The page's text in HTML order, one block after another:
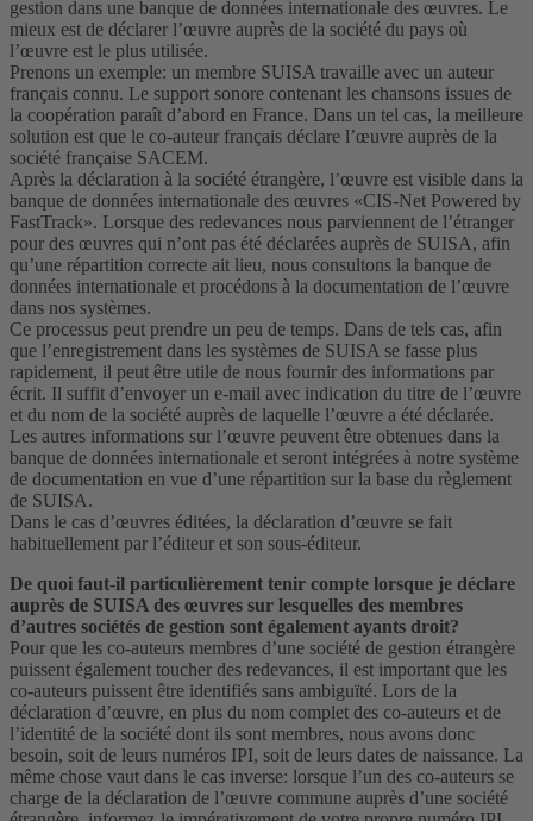
gestion dans une banque de données internationale des œuvres. Le
mieux est de déclarer l’œuvre auprès de la société du pays où
l’œuvre est le plus utilisée.
Prenons un exemple: un membre SUISA travaille avec un auteur
français connu. Le support sonore contenant les chansons issues de
la coopération paraît d’abord en France. Dans un tel cas, la meilleure
solution est que le co-auteur français déclare l’œuvre auprès de la
société française SACEM.
Après la déclaration à la société étrangère, l’œuvre est visible dans la
banque de données internationale des œuvres «CIS-Net Powered by
FastTrack». Lorsque des redevances nous parviennent de l’étranger
pour des œuvres qui n’ont pas été déclarées auprès de SUISA, afin
qu’une répartition correcte ait lieu, nous consultons la banque de
données internationale et procédons à la documentation de l’œuvre
dans nos systèmes.
Ce processus peut prendre un peu de temps. Dans de tels cas, afin
que l’enregistrement dans les systèmes de SUISA se fasse plus
rapidement, il peut être utile de nous fournir des informations par
écrit. Il suffit d’envoyer un e-mail avec indication du titre de l’œuvre
et du nom de la société auprès de laquelle l’œuvre a été déclarée.
Les autres informations sur l’œuvre peuvent être obtenues dans la
banque de données internationale et seront intégrées à notre système
de documentation en vue d’une répartition sur la base du règlement
de SUISA.
Dans le cas d’œuvres éditées, la déclaration d’œuvre se fait
habituellement par l’éditeur et son sous-éditeur.
De quoi faut-il particulièrement tenir compte lorsque je déclare
auprès de SUISA des œuvres sur lesquelles des membres
d’autres sociétés de gestion sont également ayants droit?
Pour que les co-auteurs membres d’une société de gestion étrangère
puissent également toucher des redevances, il est important que les
co-auteurs puissent être identifiés sans ambiguïté. Lors de la
déclaration d’œuvre, en plus du nom complet des co-auteurs et de
l’identité de la société dont ils sont membres, nous avons donc
besoin, soit de leurs numéros IPI, soit de leurs dates de naissance. La
même chose vaut dans le cas inverse: lorsque l’un des co-auteurs se
charge de la déclaration de l’œuvre commune auprès d’une société